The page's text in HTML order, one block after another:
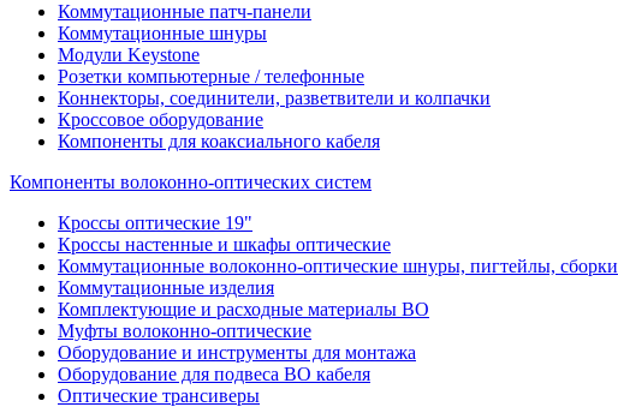
Коммутационные патч-панели
Коммутационные шнуры
Модули Keystone
Розетки компьютерные / телефонные
Коннекторы, соединители, разветвители и колпачки
Кроссовое оборудование
Компоненты для коаксиального кабеля
Компоненты волоконно-оптических систем
Кроссы оптические 19"
Кроссы настенные и шкафы оптические
Коммутационные волоконно-оптические шнуры, пигтейлы, сборки
Коммутационные изделия
Комплектующие и расходные материалы ВО
Муфты волоконно-оптические
Оборудование и инструменты для монтажа
Оборудование для подвеса ВО кабеля
Оптические трансиверы